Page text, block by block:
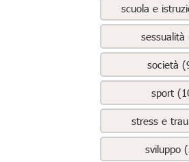
scuola e
sessualità
società
sport
stress e
sviluppo